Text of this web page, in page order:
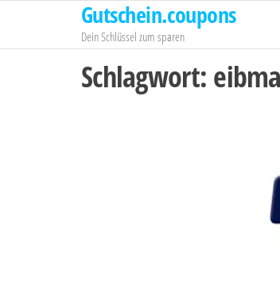
springen
Gutschein.coupons
Dein Schlüssel zum sparen
Schlagwort: